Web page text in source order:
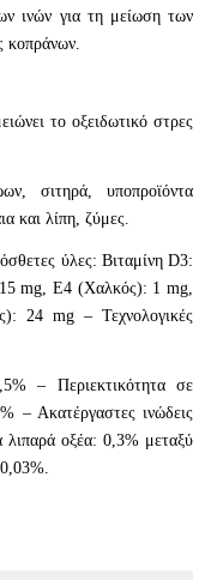
ινών για τη μείωση των
κοπράνων.
το οξειδωτικό στρες
σιτηρά, υποπροϊόντα
και λίπη, ζύμες.
ύλες: Βιταμίνη D3:
mg, E4 (Χαλκός): 1 mg,
24 mg – Τεχνολογικές
– Περιεκτικότητα σε
– Ακατέργαστες ινώδεις
οξέα: 0,3% μεταξύ